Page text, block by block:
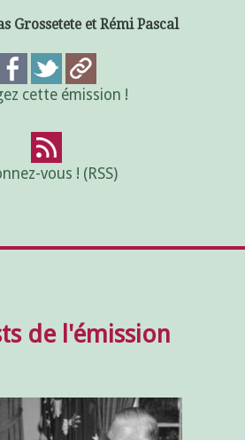
Grossetete et Rémi Pascal
cette émission !
vous ! (RSS)
de l'émission